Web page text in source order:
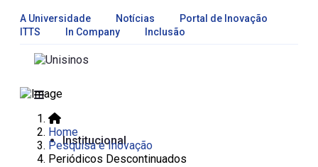
A Universidade Notícias
Portal de Inovação
ITTS
In Company Inclusão
Institucional
Home
Pesquisa e Inovação
Periódicos Descontinuados